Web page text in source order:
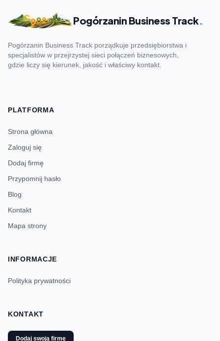
Pogórzanin Business Track.
Pogórzanin Business Track porządkuje przedsiębiorstwa i
specjalistów w przejrzystej sieci połączeń biznesowych,
gdzie liczy się kierunek, jakość i właściwy kontakt.
PLATFORMA
Strona główna
Zaloguj się
Dodaj firmę
Przypomnij hasło
Blog
Kontakt
Mapa strony
INFORMACJE
Polityka prywatności
KONTAKT
Dodaj swoją firmę